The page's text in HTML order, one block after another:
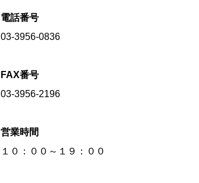
電話番号
03-3956-0836
FAX番号
03-3956-2196
営業時間
１０：００～１９：００